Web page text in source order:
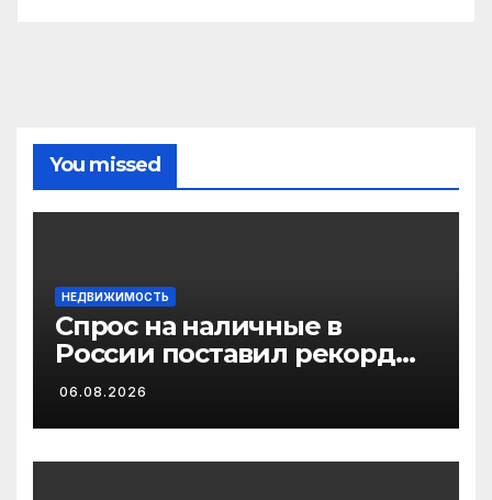
You missed
НЕДВИЖИМОСТЬ
Спрос на наличные в
России поставил рекорд
2026 года
06.08.2026